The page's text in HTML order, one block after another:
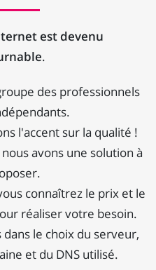
est devenu
.
des professionnels
l'accent sur la qualité !
avons une solution à
connaîtrez le prix et le
réaliser votre besoin.
le choix du serveur,
et du DNS utilisé.